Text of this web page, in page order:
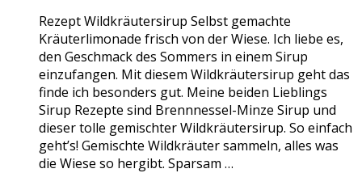
Rezept Wildkräutersirup Selbst gemachte
Kräuterlimonade frisch von der Wiese. Ich liebe es,
den Geschmack des Sommers in einem Sirup
einzufangen. Mit diesem Wildkräutersirup geht das
finde ich besonders gut. Meine beiden Lieblings
Sirup Rezepte sind Brennnessel-Minze Sirup und
dieser tolle gemischter Wildkräutersirup. So einfach
geht’s! Gemischte Wildkräuter sammeln, alles was
die Wiese so hergibt. Sparsam …